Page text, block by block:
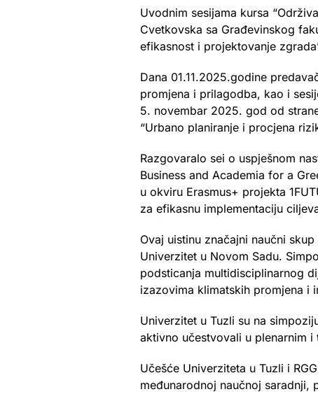
Uvodnim sesijama kursa
Cvetkovska sa Građevinskog
efikasnost i projektovanje
Dana 01.11.2025.godine
promjena i prilagodba, kao i
5. novembar 2025. god od
“Urbano planiranje i procjena
Razgovaralo sei o uspješnom
Business and Academia for a
u okviru Erasmus+ projekta
za efikasnu implementaciju
Ovaj uistinu značajni naučni
Univerzitet u Novom Sadu.
podsticanja multidisciplinarnog
izazovima klimatskih promjena i
Univerzitet u Tuzli su na
aktivno učestvovali u plenarnim
Učešće Univerziteta u Tuzli i
međunarodnoj naučnoj